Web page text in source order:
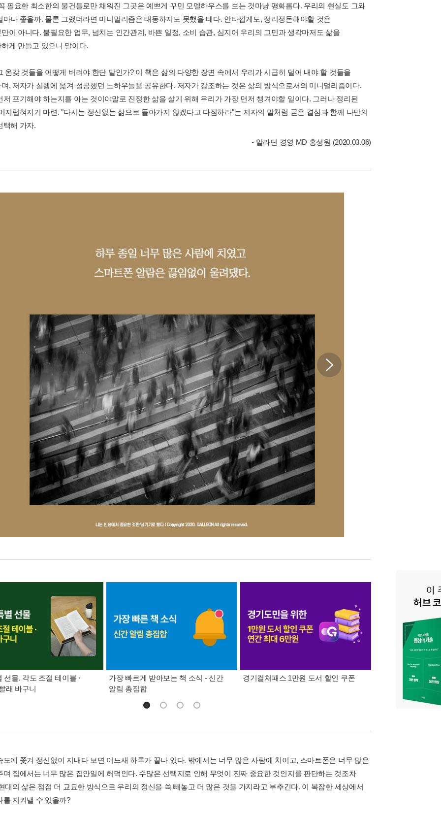
필요한 최소한의 물건들로만 채워진 그곳은 예쁘게 꾸민 모델하우스를 보는 것마냥 평화롭다. 우리의 현실도 그와
마나 좋을까. 물론 그랬더라면 미니멀리즘은 태동하지도 못했을 테다. 안타깝게도, 정리정돈해야할 것은
이 아니다. 불필요한 업무, 넘치는 인간관계, 바쁜 일정, 소비 습관, 심지어 우리의 고민과 생각마저도 삶을
게 만들고 있으니 말이다.
온갖 것들을 어떻게 버려야 한단 말인가? 이 책은 삶의 다양한 장면 속에서 우리가 시급히 덜어 내야 할 것들을
, 저자가 실행에 옮겨 성공했던 노하우들을 공유한다. 저자가 강조하는 것은 삶의 방식으로서의 미니멀리즘이다.
저 포기해야 하는지를 아는 것이야말로 진정한 삶을 살기 위해 우리가 가장 먼저 챙겨야할 일이다. 그러나 정리된
지럽혀지기 마련. "다시는 정신없는 삶으로 돌아가지 않겠다고 다짐하라"는 저자의 말처럼 굳은 결심과 함께 나만의
택해 가자.
- 알라딘 경영 MD 홍성원 (2020.03.06)
선물. 각도 조절 테이블 ·
래 바구니
가장 빠르게 받아보는 책 소식 - 신간
알림 총집합
경기컬처패스 1만원 도서 할인 쿠폰 삼성카드가 쏜다! 알
도에 쫓겨 정신없이 지내다 보면 어느새 하루가 끝나 있다. 밖에서는 너무 많은 사람에 치이고, 스마트폰은 너무 많은
며 집에서는 너무 많은 집안일에 허덕인다. 수많은 선택지로 인해 무엇이 진짜 중요한 것인지를 판단하는 것조차
대의 삶은 점점 더 교묘한 방식으로 우리의 정신을 쏙 빼놓고 더 많은 것을 가지라고 부추긴다. 이 복잡한 세상에서
를 지켜낼 수 있을까?